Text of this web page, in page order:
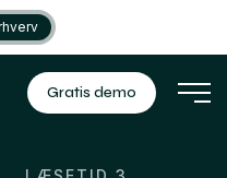
Gratis demo